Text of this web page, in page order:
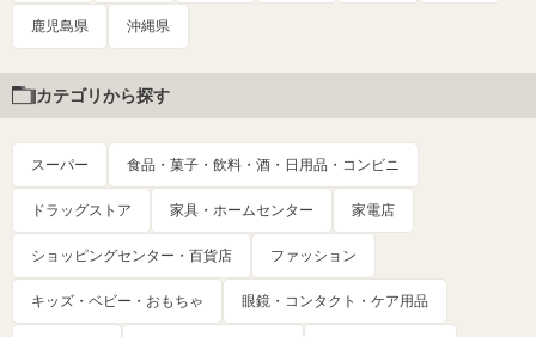
鹿児島県 沖縄県
カテゴリから探す
スーパー 食品・菓子・飲料・酒・日用品・コンビニ
ドラッグストア 家具・ホームセンター 家電店
ショッピングセンター・百貨店 ファッション
キッズ・ベビー・おもちゃ 眼鏡・コンタクト・ケア用品